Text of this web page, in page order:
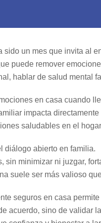
sido un mes que invita al
puede remover
hablar de salud mental
en casa cuando
impacta
saludables en el
diálogo abierto en familia.
sin minimizar ni juzgar,
suele ser más valioso
seguros en casa
acuerdo, sino de validar